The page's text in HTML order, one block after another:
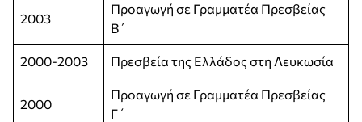
2003
Προαγωγή σε Γραμματέα Πρεσβείας
Β΄
2000-2003 Πρεσβεία της Ελλάδος στη Λευκωσία
2000
Προαγωγή σε Γραμματέα Πρεσβείας
Γ΄